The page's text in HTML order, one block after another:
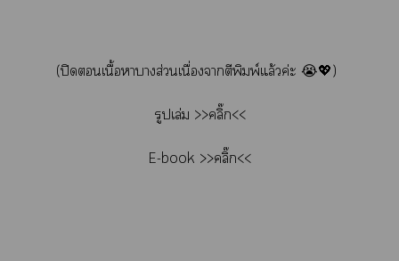
(ปิดเนื้อาางส่วนเนื่องจากตีพิมพ์แล้วค่ะ 😭💖)
รูปเล่ม >>คลิ๊ก<<
E-book >>คลิ๊ก<<